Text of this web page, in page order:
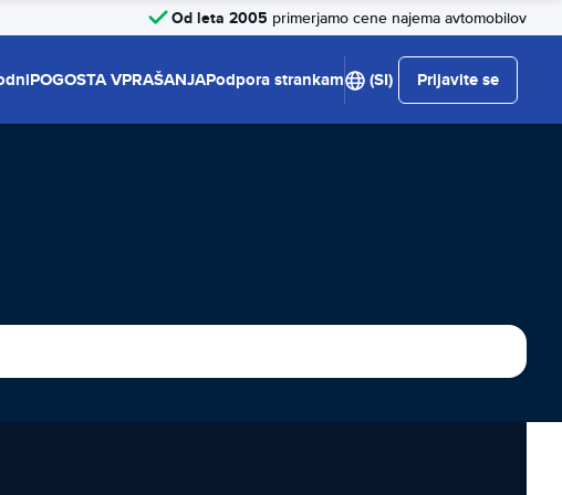
Od leta 2005 primerjamo cene najema avtomobilov
POGOSTA VPRAŠANJAPodpora strankam (SI) Prijavite se